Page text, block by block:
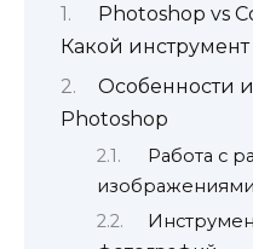
Photoshop vs
Какой инструмент
Особенности
Photoshop
Работа с
изображениями